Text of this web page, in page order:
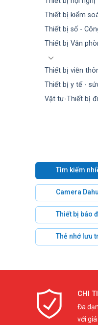
Thiết bị kiểm
Thiết bị số -
Thiết bị Văn
Thiết bị viễn
Thiết bị y tế -
Vật tư-Thiết bị
Tìm kiếm
Camera
Thiết bị báo
Thẻ nhớ lưu
CHI
Đa
với